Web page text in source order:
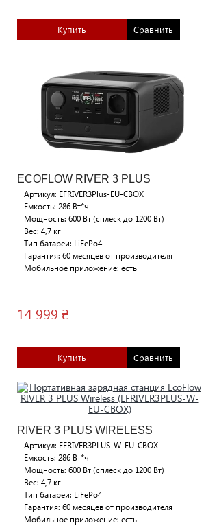
Купить Сравнить
ECOFLOW RIVER 3 PLUS
Артикул: EFRIVER3Plus-EU-CBOX
Емкость: 286 Вт*ч
Мощность: 600 Вт (сплеск до 1200 Вт)
Вес: 4,7 кг
Тип батареи: LiFePo4
Гарантия: 60 месяцев от производителя
Мобильное приложение: есть
14 999 ₴
Купить Сравнить
RIVER 3 PLUS WIRELESS
Артикул: EFRIVER3PLUS-W-EU-CBOX
Емкость: 286 Вт*ч
Мощность: 600 Вт (сплеск до 1200 Вт)
Вес: 4,7 кг
Тип батареи: LiFePo4
Гарантия: 60 месяцев от производителя
Мобильное приложение: есть